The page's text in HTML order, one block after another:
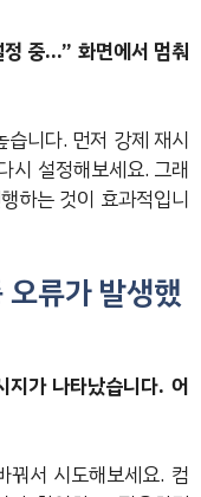
중…” 화면에서 멈춰
니다. 먼저 강제 재시
시 설정해보세요. 그래
하는 것이 효과적입니
류가 발생했
가 나타났습니다. 어
서 시도해보세요. 컴